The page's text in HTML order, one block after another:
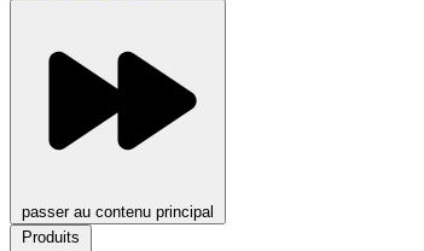
passer au contenu principal
Produits